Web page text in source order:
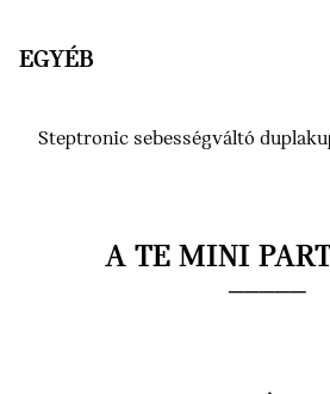
EGYÉB
Steptronic sebességváltó
A TE MINI